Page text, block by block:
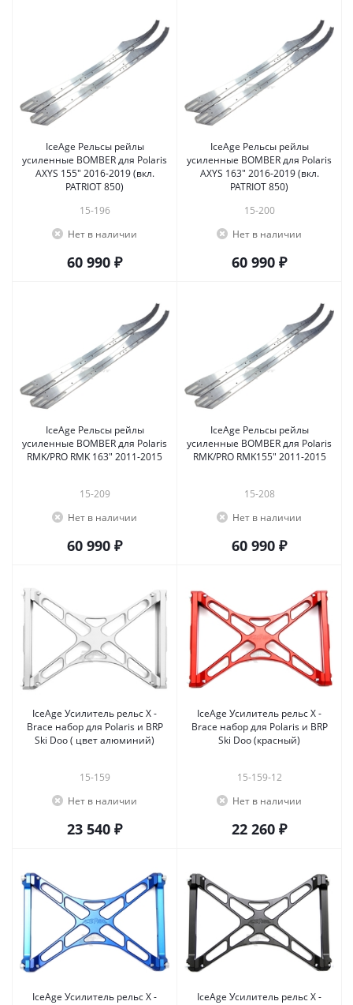
IceAge Рельсы рейлы
усиленные BOMBER для Polaris
AXYS 155" 2016-2019 (вкл.
PATRIOT 850)
15-196
Нет в наличии
60 990 ₽
IceAge Рельсы рейлы
усиленные BOMBER для Polaris
AXYS 163" 2016-2019 (вкл.
PATRIOT 850)
15-200
Нет в наличии
60 990 ₽
IceAge Рельсы рейлы
усиленные BOMBER для Polaris
RMK/PRO RMK 163" 2011-2015
15-209
Нет в наличии
60 990 ₽
IceAge Рельсы рейлы
усиленные BOMBER для Polaris
RMK/PRO RMK155" 2011-2015
15-208
Нет в наличии
60 990 ₽
IceAge Усилитель рельс X -
Brace набор для Polaris и BRP
Ski Doo ( цвет алюминий)
15-159
Нет в наличии
23 540 ₽
IceAge Усилитель рельс X -
Brace набор для Polaris и BRP
Ski Doo (красный)
15-159-12
Нет в наличии
22 260 ₽
IceAge Усилитель рельс X -
IceAge Усилитель рельс X -